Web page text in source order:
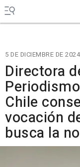
5 DE DICIEMBRE DE 2024
Directora
Chile
vocación
busca la